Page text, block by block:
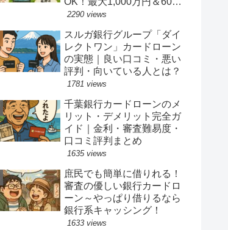
間無利息の魅力
2290 views
スルガ銀行グループ「ダイ
レクトワン」カードローン
の実態｜良い口コミ・悪い
評判・向いている人とは？
1781 views
千葉銀行カードローンのメ
リット・デメリット完全ガ
イド｜金利・審査難易度・
口コミ評判まとめ
1635 views
庶民でも簡単に借りれる！
審査の優しい銀行カードロ
ーン～やっぱり借りるなら
銀行系キャッシング！
1633 views